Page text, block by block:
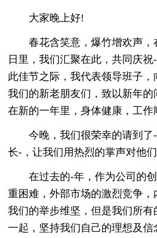
大家晚上好!
春花含笑意，爆竹增欢声，
日里，我们汇聚在此，共同庆
此佳节之际，我代表领导班子
我们的新老朋友们，致以新年
在新的一年里，身体健康，工作
今晚，我们很荣幸的请到了-
长-，让我们用热烈的掌声对他
在过去的-年，作为公司的创
重困难，外部市场的激烈竞争
我们的举步维坚，但是我们所
一起，坚持我们自己的理想及